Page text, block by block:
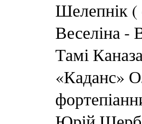
Шелепнік (
Веселіна -
Тамі
«Каданс»